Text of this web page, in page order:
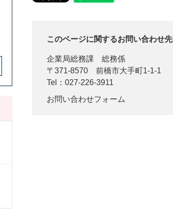
このページに関するお問い合わせ先
企業局総務課
総務係
〒371-8570
前橋市大手町1-1-1
Tel：027-226-3911
お問い合わせフォーム